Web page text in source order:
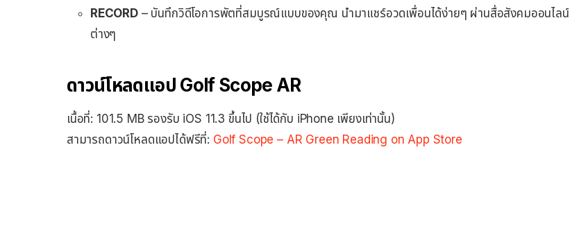
RECORD– บันทึกวิดีโอการพัตที่สมบูรณ์แบบของคุณ นำมาแชร์อวดเพื่อนได้ง่ายๆ ผ่านสื่อสังคมออนไลน์
ต่างๆ
ดาวน์โหลดแอป Golf Scope AR
เนื้อที่: 101.5 MB รองรับ iOS 11.3 ขึ้นไป (ใช้ได้กับ iPhone เพียงเท่านั้น)
สามารถดาวน์โหลดแอปได้ฟรีที่: Golf Scope – AR Green Reading on App Store